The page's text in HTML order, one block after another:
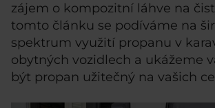
zájem o kompozitní láhve na
tomto článku se podíváme na
spektrum využití propanu v
obytných vozidlech a ukážeme
být propan užitečný na vašich